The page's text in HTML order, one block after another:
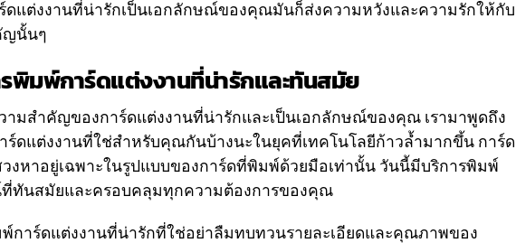
แต่งงานที่น่ารักเป็นเอกลักษณ์ของคุณมันก็ส่งความหวังและความรักให้กับ
ญนั้นๆ
รพิมพ์การ์ดแต่งงานที่น่ารักและทันสมัย
มสำคัญของการ์ดแต่งงานที่น่ารักและเป็นเอกลักษณ์ของคุณ เรามาพูดถึง
ร์ดแต่งงานที่ใช่สำหรับคุณกันบ้างนะในยุคที่เทคโนโลยีก้าวล้ำมากขึ้น การ์ด
งหาอยู่เฉพาะในรูปแบบของการ์ดที่พิมพ์ด้วยมือเท่านั้น วันนี้มีบริการพิมพ์
ที่ทันสมัยและครอบคลุมทุกความต้องการของคุณ
การ์ดแต่งงานที่น่ารักที่ใช่อย่าลืมทบทวนรายละเอียดและคุณภาพของ